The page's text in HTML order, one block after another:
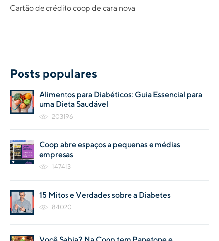
Cartão de crédito coop de cara nova
Posts populares
Alimentos para Diabéticos: Guia Essencial para
uma Dieta Saudável
203196
Coop abre espaços a pequenas e médias
empresas
147413
15 Mitos e Verdades sobre a Diabetes
84020
Você Sabia? Na Coop tem Panetone e